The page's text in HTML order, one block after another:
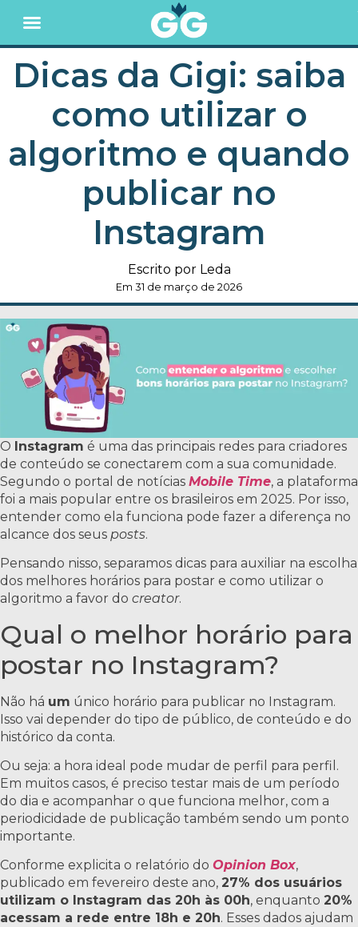
Dicas da Gigi: saiba
como utilizar o
algoritmo e quando
publicar no
Instagram
Escrito por Leda
Em 31 de março de 2026
O Instagram é uma das principais redes para criadores
de conteúdo se conectarem com a sua comunidade.
Segundo o portal de notícias Mobile Time, a plataforma
foi a mais popular entre os brasileiros em 2025. Por isso,
entender como ela funciona pode fazer a diferença no
alcance dos seus posts.
Pensando nisso, separamos dicas para auxiliar na escolha
dos melhores horários para postar e como utilizar o
algoritmo a favor do creator.
Qual o melhor horário para
postar no Instagram?
Não há um único horário para publicar no Instagram.
Isso vai depender do tipo de público, de conteúdo e do
histórico da conta.
Ou seja: a hora ideal pode mudar de perfil para perfil.
Em muitos casos, é preciso testar mais de um período
do dia e acompanhar o que funciona melhor, com a
periodicidade de publicação também sendo um ponto
importante.
Conforme explicita o relatório do Opinion Box,
publicado em fevereiro deste ano, 27% dos usuários
utilizam o Instagram das 20h às 00h, enquanto 20%
acessam a rede entre 18h e 20h. Esses dados ajudam